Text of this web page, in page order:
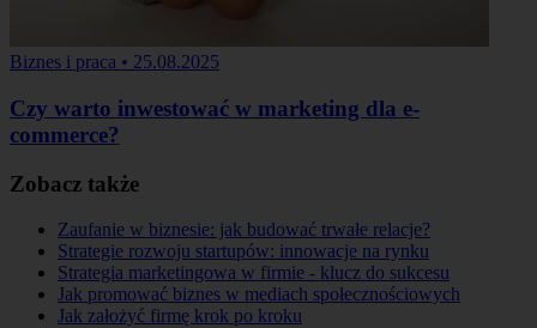
Biznes i praca • 25.08.2025
Czy warto inwestować w marketing dla e-
commerce?
Zobacz także
Zaufanie w biznesie: jak budować trwałe relacje?
Strategie rozwoju startupów: innowacje na rynku
Strategia marketingowa w firmie - klucz do sukcesu
Jak promować biznes w mediach społecznościowych
Jak założyć firmę krok po kroku